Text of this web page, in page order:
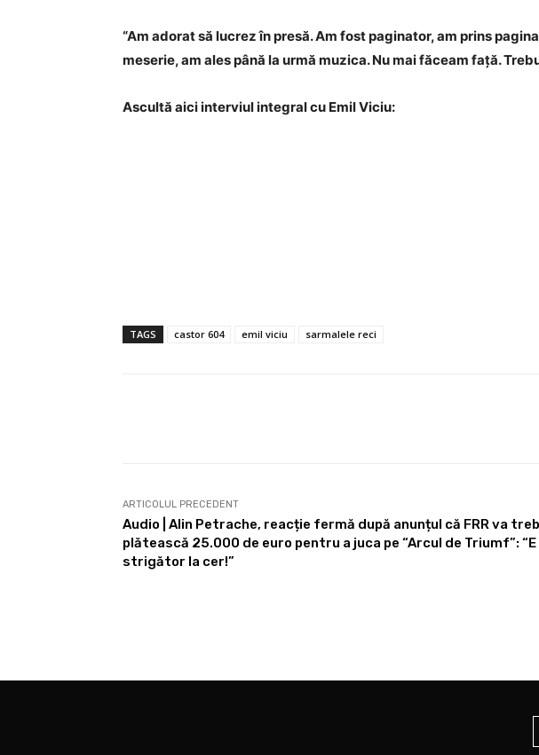
“Am adorat să lucrez în presă. Am fost paginator, am prins
meserie, am ales până la urmă muzica. Nu mai făceam față.
Ascultă aici interviul integral cu Emil Viciu:
TAGS castor 604 emil viciu sarmalele reci
ARTICOLUL PRECEDENT
Audio | Alin Petrache, reacție fermă după anunțul că FRR va
plătească 25.000 de euro pentru a juca pe “Arcul de Triumf”: “E
strigător la cer!”